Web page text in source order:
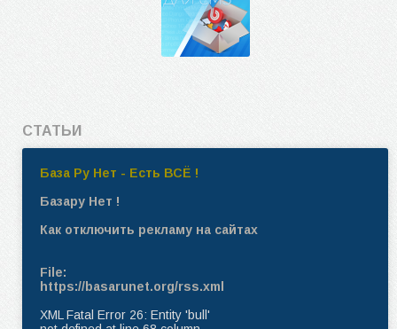
СТАТЬИ
База Ру Нет - Есть ВСЁ !
Базару Нет !
Как отключить рекламу на сайтах
File:
https://basarunet.org/rss.xml
XML Fatal Error 26: Entity 'bull'